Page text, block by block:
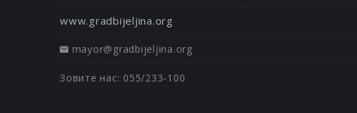
www.gradbijeljina.org
mayor@gradbijeljina.org
Зовите нас: 055/233-100